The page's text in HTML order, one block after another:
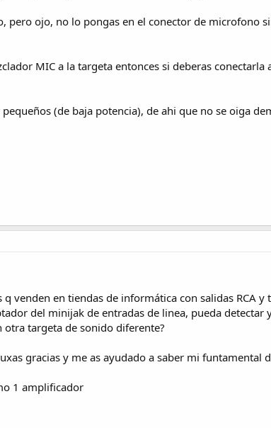
pero ojo, no lo pongas en el conector de microfono
MIC a la targeta entonces si deberas
(de baja potencia), de ahi que no se oiga
venden en tiendas de informática con salidas RCA
del minijak de entradas de linea, pueda detectar
targeta de sonido diferente?
gracias y me as ayudado a saber mi funtamental
1 amplificador